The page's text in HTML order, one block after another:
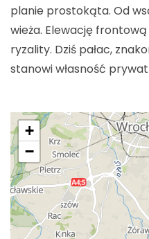
planie prostokąta. Od
wieża. Elewację
ryzality. Dziś pałac,
stanowi własność
+
−